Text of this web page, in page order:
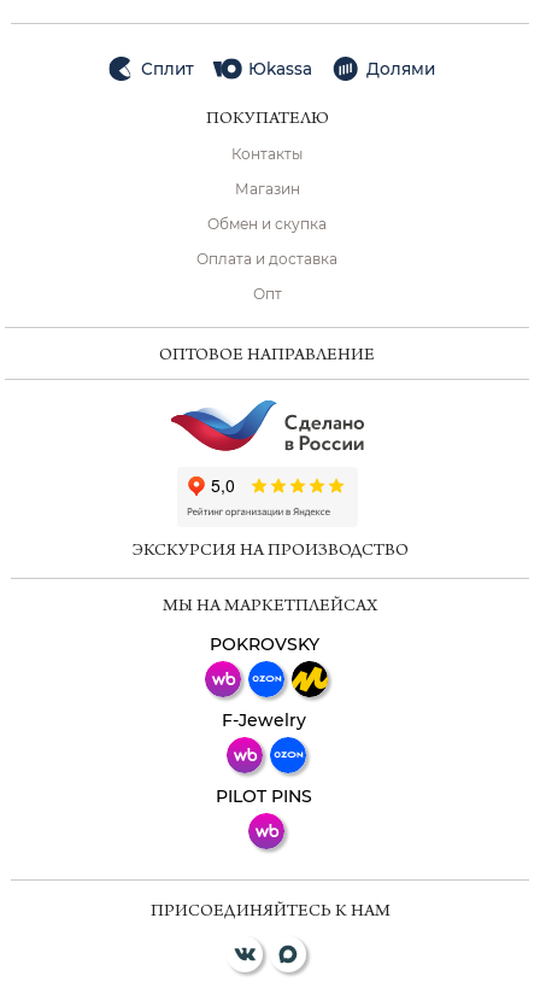
Сплит Юkassa Долями
ПОКУПАТЕЛЮ
Контакты
Магазин
Обмен и скупка
Оплата и доставка
Опт
ОПТОВОЕ НАПРАВЛЕНИЕ
ЭКСКУРСИЯ НА ПРОИЗВОДСТВО
МЫ НА МАРКЕТПЛЕЙСАХ
POKROVSKY
F-Jewelry
PILOT PINS
ПРИСОЕДИНЯЙТЕСЬ К НАМ